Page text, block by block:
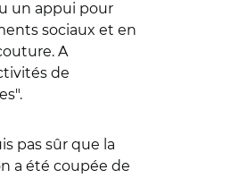
un appui pour
sociaux et en
A
de
pas sûr que la
a été coupée de